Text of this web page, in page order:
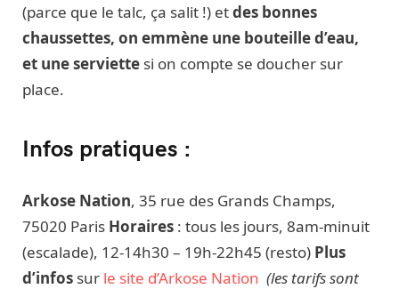
(parce que le talc, ça salit !) etdes bonnes
chaussettes, on emmène une bouteille d’eau,
et une serviette si on compte se doucher sur
place.
Infos pratiques :
Arkose Nation, 35 rue des Grands Champs,
75020 Paris Horaires : tous les jours, 8am-minuit
(escalade), 12-14h30 – 19h-22h45 (resto) Plus
d’infos sur le site d’Arkose Nation (les tarifs sont